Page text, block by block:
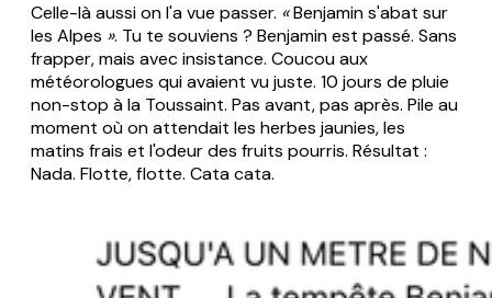
Celle-là aussi on l'a vue passer. «Benjamin s'abat sur
les Alpes ». Tu te souviens ? Benjamin est passé. Sans
frapper, mais avec insistance. Coucou aux
météorologues qui avaient vu juste. 10 jours de pluie
non-stop à la Toussaint. Pas avant, pas après. Pile au
moment où on attendait les herbes jaunies, les
matins frais et l'odeur des fruits pourris. Résultat :
Nada. Flotte, flotte. Cata cata.